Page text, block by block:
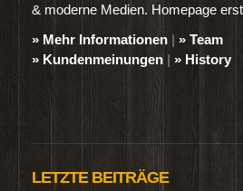
& moderne Medien. Homepage
» Mehr Informationen | » Team
» Kundenmeinungen | » History
LETZTE BEITRÄGE